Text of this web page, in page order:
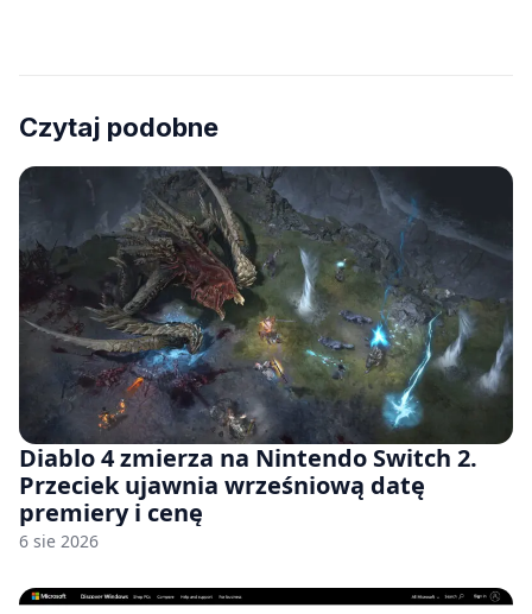
Czytaj podobne
Diablo 4 zmierza na Nintendo Switch 2.
Przeciek ujawnia wrześniową datę
premiery i cenę
6 sie 2026